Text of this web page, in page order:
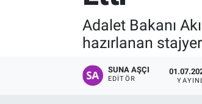
Adalet Bakanı
hazırlanan
SUNA AŞÇI
EDITÖR
Tüm Manşetler
Son Dakika Haberleri